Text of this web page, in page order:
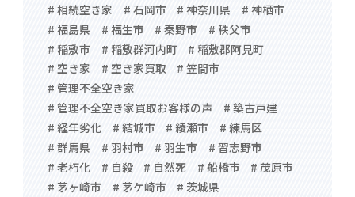
# 相続空き家
# 石岡市 # 神奈川県
# 神栖市
# 福島県
# 福生市 # 秦野市
# 秩父市
# 稲敷市
# 稲敷群河内町
# 稲敷郡阿見町
# 空き家
# 空き家買取
# 笠間市
# 管理不全空き家
# 管理不全空き家買取お客様の声
# 築古戸建
# 経年劣化
# 結城市 # 綾瀬市
# 練馬区
# 群馬県
# 羽村市 # 羽生市
# 習志野市
# 老朽化
# 自殺 # 自然死 # 船橋市
# 茂原市
# 茅ヶ崎市
# 茅ケ崎市
# 茨城県